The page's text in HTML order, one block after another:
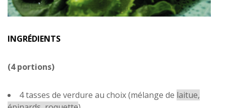
INGRÉDIENTS
(4 portions)
4 tasses de verdure au choix (mélange de laitue,